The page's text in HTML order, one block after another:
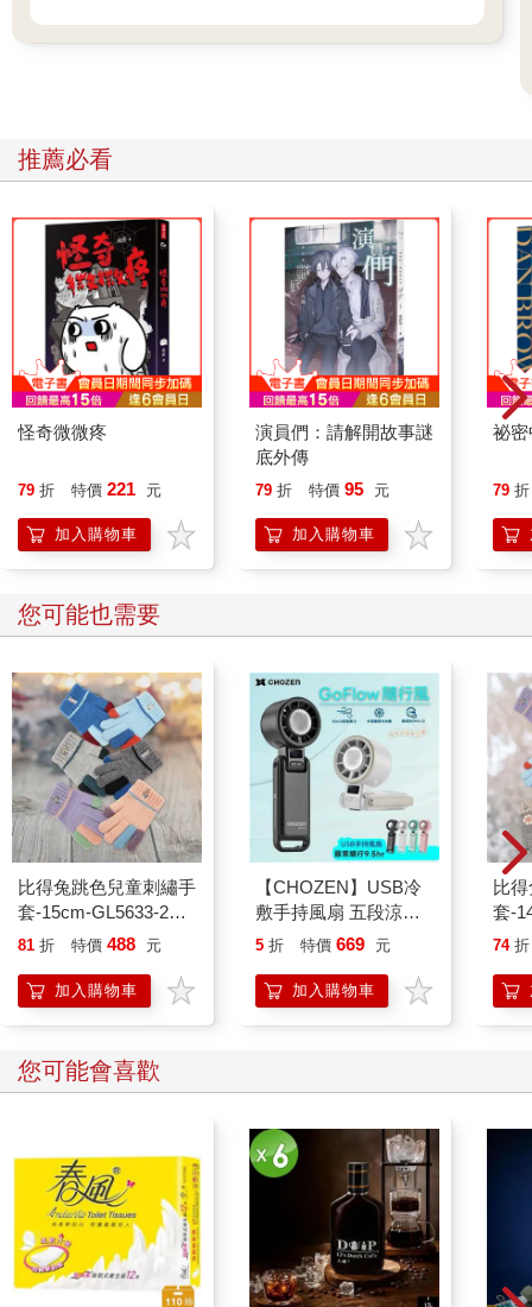
推薦必看
怪奇微微疼
79 折 特價 221 元
加入購物車
演員們：請解開故事謎
底外傳
79 折 特價 95 元
加入購物車
祕
79 折
您可能也需要
比得兔跳色兒童刺繡手
套-15cm-GL5633-2雙
入
81 折 特價 488 元
加入購物車
【CHOZEN】USB冷
敷手持風扇 五段涼感
風速 超長續航9.hr 手
上/吊掛 可登機 合格檢
驗
5 折 特價 669 元
加入購物車
比
套-
色
入
74 折
您可能會喜歡